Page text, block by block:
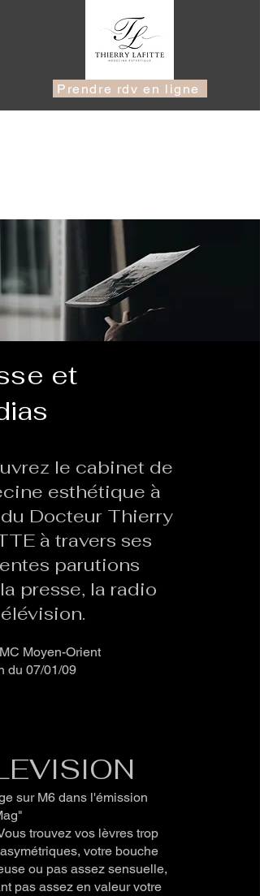
Prendre rdv en ligne
et
le cabinet de
esthétique à
Docteur Thierry
à travers ses
parutions
presse, la radio
Moyen-Orient
du 07/01/09
sur M6 dans l'émission
trouvez vos lèvres trop
votre bouche
ou pas assez sensuelle,
pas assez en valeur votre